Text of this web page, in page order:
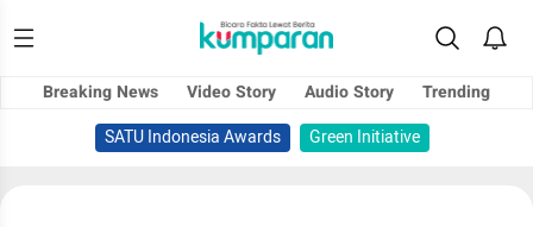
Breaking News Video Story Audio Story
Trending
SATU Indonesia Awards
Green Initiative